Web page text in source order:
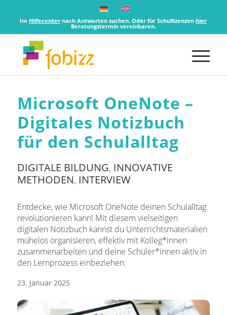
Im Hilfecenter nach Antworten suchen. Oder für Schullizenzenhier
Beratungstermin vereinbaren.
Microsoft OneNote –
Digitales Notizbuch
für den Schulalltag
DIGITALE BILDUNG, INNOVATIVE
METHODEN, INTERVIEW
Entdecke, wie Microsoft OneNote deinen Schulalltag
revolutionieren kann! Mit diesem vielseitigen
digitalen Notizbuch kannst du Unterrichtsmaterialien
mühelos organisieren, effektiv mit Kolleg*innen
zusammenarbeiten und deine Schüler*innen aktiv in
den Lernprozess einbeziehen.
23. Januar 2025